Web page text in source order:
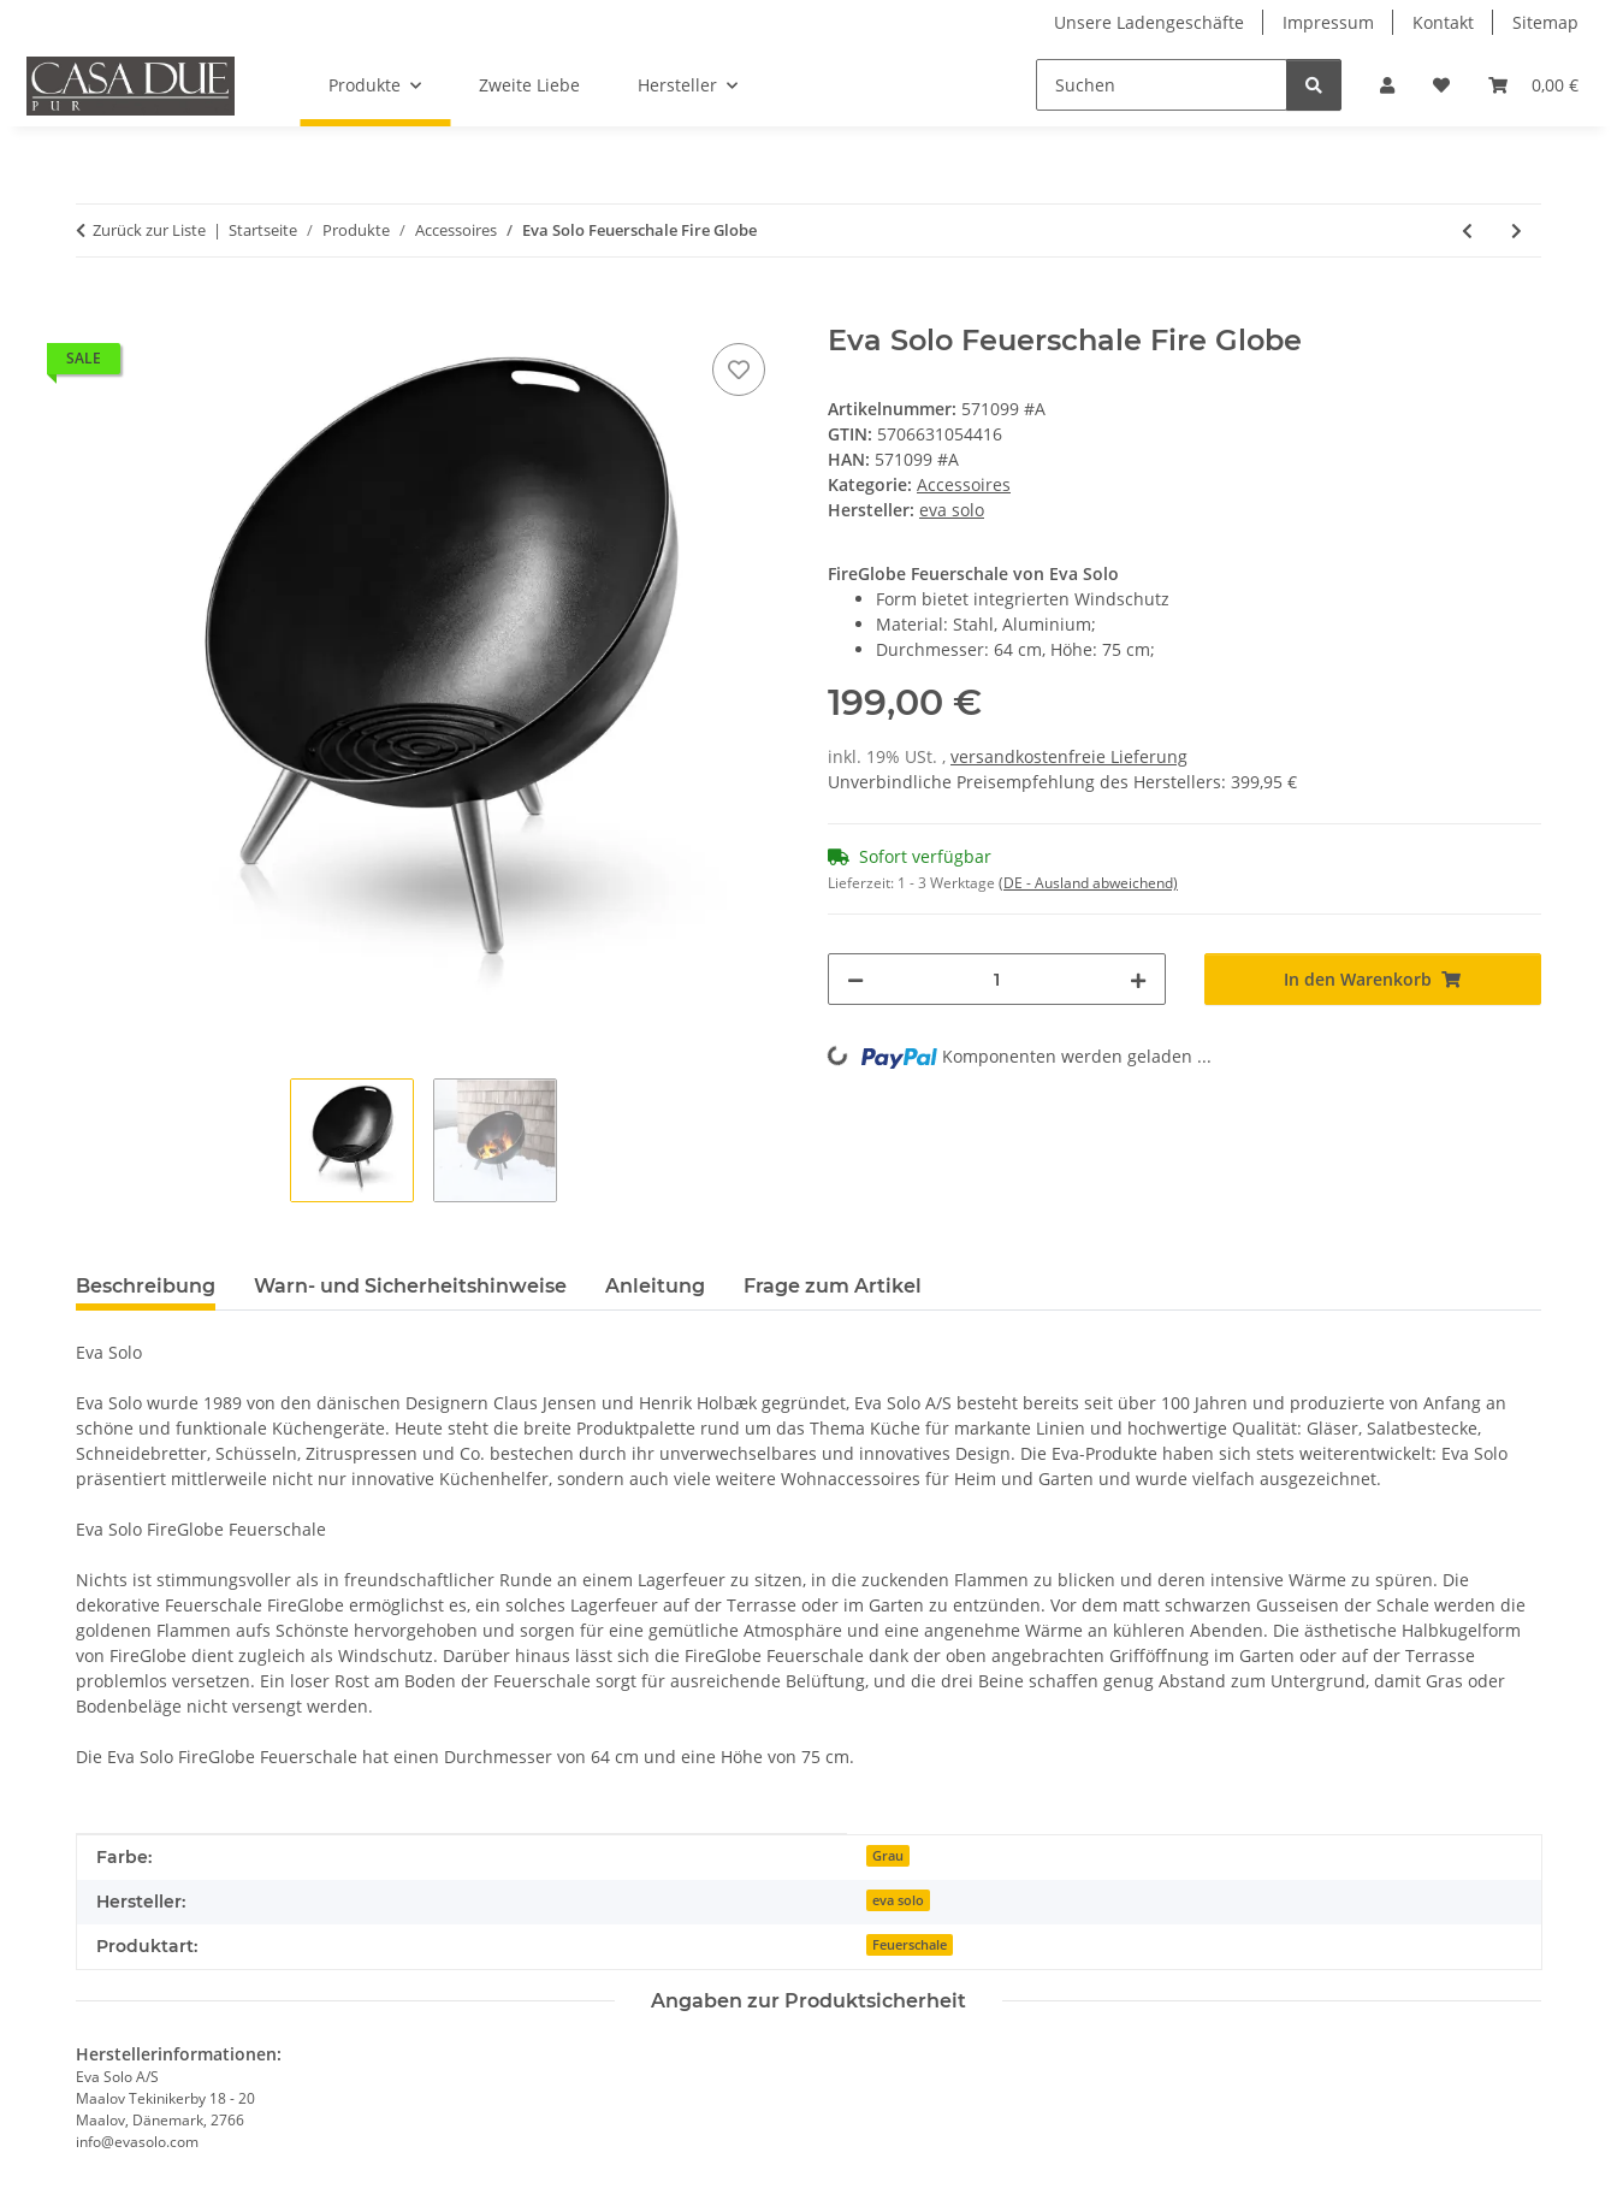
Unsere Ladengeschäfte Impressum Kontakt Sitemap
0,00 €
Produkte Zweite Liebe Hersteller
Zurück zur Liste Startseite Produkte Accessoires Eva Solo Feuerschale Fire Globe
SALE
Eva Solo Feuerschale Fire Globe
Artikelnummer: 571099 #A
GTIN: 5706631054416
HAN: 571099 #A
Kategorie: Accessoires
Hersteller: eva solo
FireGlobe Feuerschale von Eva Solo
Form bietet integrierten Windschutz
Material: Stahl, Aluminium;
Durchmesser: 64 cm, Höhe: 75 cm;
199,00 €
inkl. 19% USt. , versandkostenfreie Lieferung
Unverbindliche Preisempfehlung des Herstellers: 399,95 €
Sofort verfügbar
Lieferzeit: 1 - 3 Werktage (DE - Ausland abweichend)
In den Warenkorb
Loading... Komponenten werden geladen ...
Beschreibung Warn- und Sicherheitshinweise Anleitung Frage zum Artikel
Eva Solo
Eva Solo wurde 1989 von den dänischen Designern Claus Jensen und Henrik Holbæk gegründet, Eva Solo A/S besteht bereits seit über 100 Jahren und produzierte von Anfang an
schöne und funktionale Küchengeräte. Heute steht die breite Produktpalette rund um das Thema Küche für markante Linien und hochwertige Qualität: Gläser, Salatbestecke,
Schneidebretter, Schüsseln, Zitruspressen und Co. bestechen durch ihr unverwechselbares und innovatives Design. Die Eva-Produkte haben sich stets weiterentwickelt: Eva Solo
präsentiert mittlerweile nicht nur innovative Küchenhelfer, sondern auch viele weitere Wohnaccessoires für Heim und Garten und wurde vielfach ausgezeichnet.
Eva Solo FireGlobe Feuerschale
Nichts ist stimmungsvoller als in freundschaftlicher Runde an einem Lagerfeuer zu sitzen, in die zuckenden Flammen zu blicken und deren intensive Wärme zu spüren. Die
dekorative Feuerschale FireGlobe ermöglichst es, ein solches Lagerfeuer auf der Terrasse oder im Garten zu entzünden. Vor dem matt schwarzen Gusseisen der Schale werden die
goldenen Flammen aufs Schönste hervorgehoben und sorgen für eine gemütliche Atmosphäre und eine angenehme Wärme an kühleren Abenden. Die ästhetische Halbkugelform
von FireGlobe dient zugleich als Windschutz. Darüber hinaus lässt sich die FireGlobe Feuerschale dank der oben angebrachten Grifföffnung im Garten oder auf der Terrasse
problemlos versetzen. Ein loser Rost am Boden der Feuerschale sorgt für ausreichende Belüftung, und die drei Beine schaffen genug Abstand zum Untergrund, damit Gras oder
Bodenbeläge nicht versengt werden.
Die Eva Solo FireGlobe Feuerschale hat einen Durchmesser von 64 cm und eine Höhe von 75 cm.
Produkteigenschaft
Wert
Farbe: Grau
Hersteller: eva solo
Produktart: Feuerschale
Angaben zur Produktsicherheit
Herstellerinformationen:
Eva Solo A/S
Maalov Tekinikerby 18 - 20
Maalov, Dänemark, 2766
info@evasolo.com